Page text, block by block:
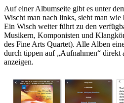
Auf einer Albumseite gibt es unter
Wischt man nach links, sieht man
Ein Wisch weiter führt zu den
Musikern, Komponisten und
des Fine Arts Quartet). Alle Alben
durch tippen auf „Aufnahmen“ direkt
anzeigen.